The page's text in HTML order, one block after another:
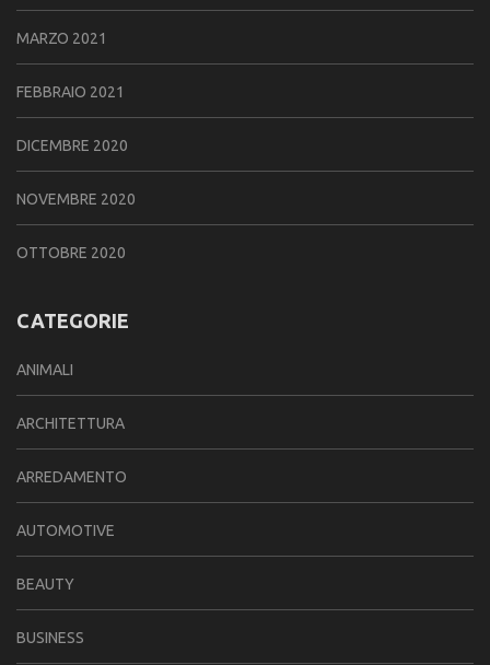
MARZO 2021
FEBBRAIO 2021
DICEMBRE 2020
NOVEMBRE 2020
OTTOBRE 2020
CATEGORIE
ANIMALI
ARCHITETTURA
ARREDAMENTO
AUTOMOTIVE
BEAUTY
BUSINESS